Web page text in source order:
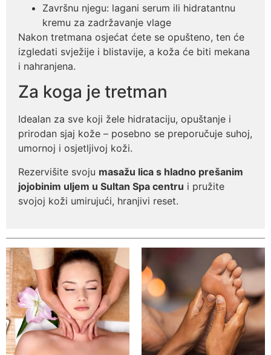
Završnu njegu: lagani serum ili hidratantnu
kremu za zadržavanje vlage
Nakon tretmana osjećat ćete se opušteno, ten će
izgledati svježije i blistavije, a koža će biti mekana
i nahranjena.
Za koga je tretman
Idealan za sve koji žele hidrataciju, opuštanje i
prirodan sjaj kože – posebno se preporučuje suhoj,
umornoj i osjetljivoj koži.
Rezervišite svoju masažu lica s hladno prešanim
jojobinim uljem u Sultan Spa centru i pružite
svojoj koži umirujući, hranjivi reset.